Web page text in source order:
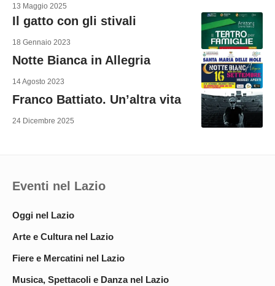
13 Maggio 2025
Il gatto con gli stivali
18 Gennaio 2023
Notte Bianca in Allegria
14 Agosto 2023
Franco Battiato. Un’altra vita
24 Dicembre 2025
Eventi nel Lazio
Oggi nel Lazio
Arte e Cultura nel Lazio
Fiere e Mercatini nel Lazio
Musica, Spettacoli e Danza nel Lazio